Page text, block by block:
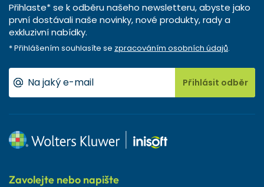
Přihlaste* se k odběru našeho newsletteru, abyste jako
první dostávali naše novinky, nové produkty, rady a
exkluzivní nabídky.
* Přihlášením souhlasíte se zpracováním osobních údajů.
Přihlásit odběr
Zavolejte nebo napište